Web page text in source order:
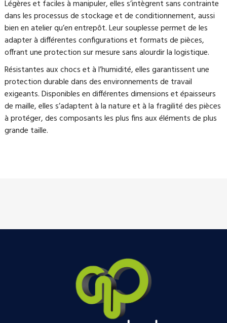
Légères et faciles à manipuler, elles s’intègrent sans contrainte
dans les processus de stockage et de conditionnement, aussi
bien en atelier qu’en entrepôt. Leur souplesse permet de les
adapter à différentes configurations et formats de pièces,
offrant une protection sur mesure sans alourdir la logistique.
Résistantes aux chocs et à l’humidité, elles garantissent une
protection durable dans des environnements de travail
exigeants. Disponibles en différentes dimensions et épaisseurs
de maille, elles s’adaptent à la nature et à la fragilité des pièces
à protéger, des composants les plus fins aux éléments de plus
grande taille.